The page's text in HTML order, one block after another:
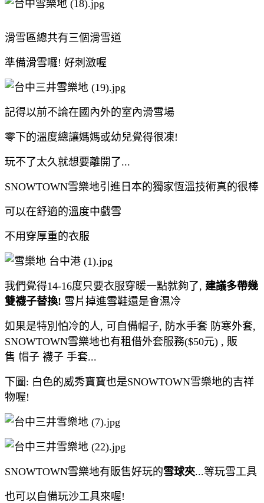
滑雪區總共有三個滑雪道
準備滑雪囉! 好刺激喔
記得以前不論在國內外的室內滑雪場
零下的溫度總讓媽媽或幼兒覺得很凍!
玩不了太久就想要離開了...
SNOWTOWN雪樂地引進日本的獨家恆溫技術真的很棒
可以在舒適的溫度中戲雪
不用穿厚重的衣服
我們覺得14-16度只要衣服穿暖一點就夠了, 建議多帶幾
雙襪子替換! 雪片掉進雪鞋還是會濕冷
如果是特別怕冷的人, 可自備帽子, 防水手套 防寒外套,
SNOWTOWN雪樂地也有租借外套服務($50元) , 販
售 帽子 襪子 手套...
下圖: 白色的威秀寶寶也是SNOWTOWN雪樂地的吉祥
物喔!
SNOWTOWN雪樂地有販售好玩的雪球夾...等玩雪工具
也可以自備玩沙工具來喔!